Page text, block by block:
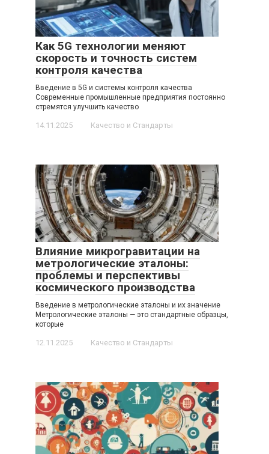
Как 5G технологии меняют
скорость и точность систем
контроля качества
Введение в 5G и системы контроля качества
Современные промышленные предприятия постоянно
стремятся улучшить качество
14.11.2025 Качество и Стандарты
Влияние микрогравитации на
метрологические эталоны:
проблемы и перспективы
космического производства
Введение в метрологические эталоны и их значение
Метрологические эталоны — это стандартные образцы,
которые
12.11.2025 Качество и Стандарты